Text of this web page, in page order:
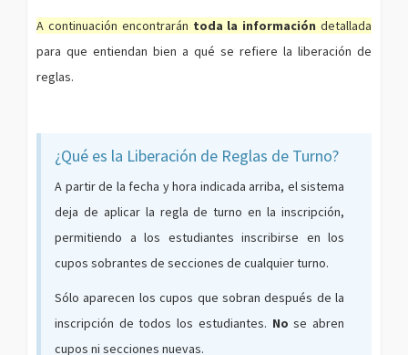
A continuación encontrarán toda la información detallada
para que entiendan bien a qué se refiere la liberación de
reglas.
¿Qué es la Liberación de Reglas de Turno?
A partir de la fecha y hora indicada arriba, el sistema
deja de aplicar la regla de turno en la inscripción,
permitiendo a los estudiantes inscribirse en los
cupos sobrantes de secciones de cualquier turno.
Sólo aparecen los cupos que sobran después de la
inscripción de todos los estudiantes. No se abren
cupos ni secciones nuevas.